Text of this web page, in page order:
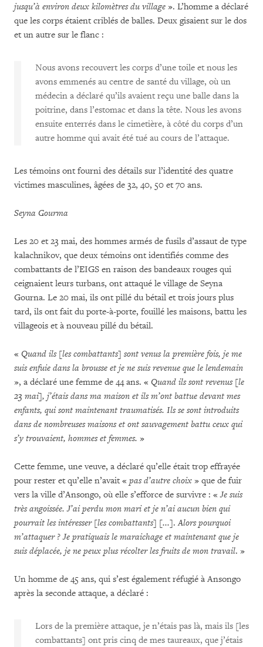
jusqu’à environ deux kilomètres du village ». L’homme a déclaré
que les corps étaient criblés de balles. Deux gisaient sur le dos
et un autre sur le flanc :
Nous avons recouvert les corps d’une toile et nous les
avons emmenés au centre de santé du village, où un
médecin a déclaré qu’ils avaient reçu une balle dans la
poitrine, dans l’estomac et dans la tête. Nous les avons
ensuite enterrés dans le cimetière, à côté du corps d’un
autre homme qui avait été tué au cours de l’attaque.
Les témoins ont fourni des détails sur l’identité des quatre
victimes masculines, âgées de 32, 40, 50 et 70 ans.
Seyna Gourma
Les 20 et 23 mai, des hommes armés de fusils d’assaut de type
kalachnikov, que deux témoins ont identifiés comme des
combattants de l’EIGS en raison des bandeaux rouges qui
ceignaient leurs turbans, ont attaqué le village de Seyna
Gourna. Le 20 mai, ils ont pillé du bétail et trois jours plus
tard, ils ont fait du porte-à-porte, fouillé les maisons, battu les
villageois et à nouveau pillé du bétail.
« Quand ils [les combattants] sont venus la première fois, je me
suis enfuie dans la brousse et je ne suis revenue que le lendemain
», a déclaré une femme de 44 ans. « Quand ils sont revenus [le
23 mai], j’étais dans ma maison et ils m’ont battue devant mes
enfants, qui sont maintenant traumatisés. Ils se sont introduits
dans de nombreuses maisons et ont sauvagement battu ceux qui
s’y trouvaient, hommes et femmes. »
Cette femme, une veuve, a déclaré qu’elle était trop effrayée
pour rester et qu’elle n’avait « pas d’autre choix » que de fuir
vers la ville d’Ansongo, où elle s’efforce de survivre : «Je suis
très angoissée. J’ai perdu mon mari et je n’ai aucun bien qui
pourrait les intéresser [les combattants] [...].Alors pourquoi
m’attaquer ? Je pratiquais le maraichage et maintenant que je
suis déplacée, je ne peux plus récolter les fruits de mon travail. »
Un homme de 45 ans, qui s’est également réfugié à Ansongo
après la seconde attaque, a déclaré :
Lors de la première attaque, je n’étais pas là, mais ils [les
combattants] ont pris cinq de mes taureaux, que j’étais